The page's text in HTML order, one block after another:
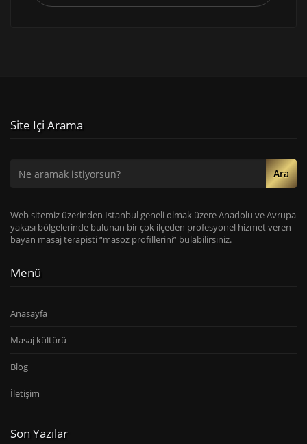
Site Içi Arama
Ara
Web sitemiz üzerinden İstanbul geneli olmak üzere Anadolu ve Avrupa
yakası bölgelerinde bulunan bir çok ilçeden profesyonel hizmet veren
bayan masaj terapisti “masöz profillerini” bulabilirsiniz.
Menü
Anasayfa
Masaj kültürü
Blog
İletişim
Son Yazılar